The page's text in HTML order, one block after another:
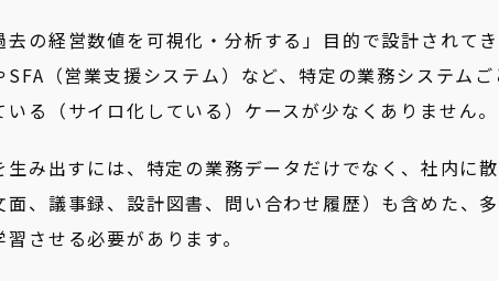
の経営数値を可視化・分析する」目的で設計されて
（営業支援システム）など、特定の業務システム
る（サイロ化している）ケースが少なくありません。
み出すには、特定の業務データだけでなく、社内に
、議事録、設計図書、問い合わせ履歴）も含めた、
させる必要があります。